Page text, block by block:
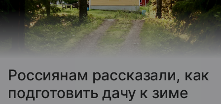
Россиянам рассказали, как
подготовить дачу к зиме